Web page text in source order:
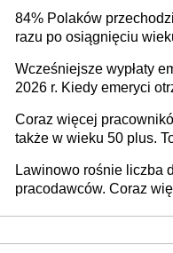
84% Polaków
razu po osiągnięciu
dłużej, ale czy jest w
45+ to siła napędowa
Wcześniejsze wypłaty
2026 r. Kiedy emeryci
Coraz więcej
także w wieku 50 plus.
życia
Lawinowo rośnie liczba
pracodawców. Coraz